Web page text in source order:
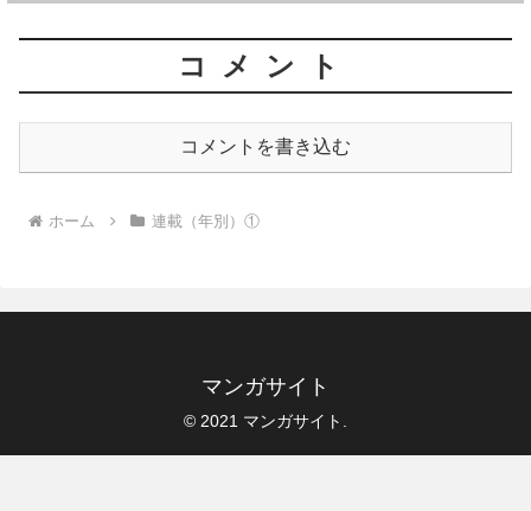
コメント
コメントを書き込む
ホーム 連載（年別）①
マンガサイト
© 2021 マンガサイト.